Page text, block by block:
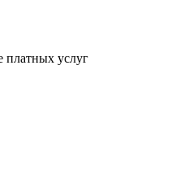
платных услуг